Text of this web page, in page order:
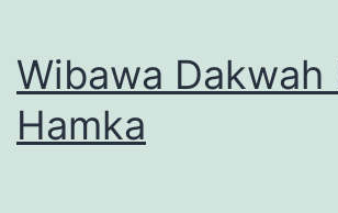
Wibawa Dakwah
Hamka